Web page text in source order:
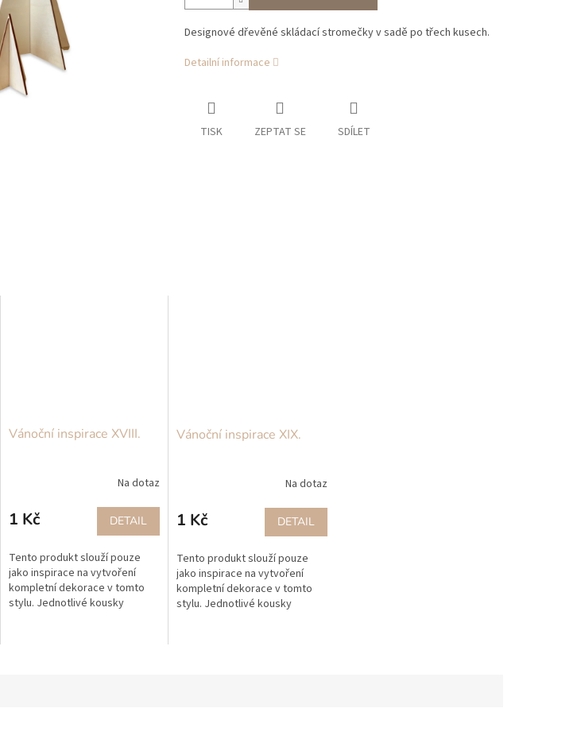
Designové dřevěné skládací stromečky v sadě po třech kusech.
Detailní informace
TISK ZEPTAT SE SDÍLET
Vánoční inspirace XVIII.
Na dotaz
1 Kč DETAIL
Tento produkt slouží pouze
jako inspirace na vytvoření
kompletní dekorace v tomto
stylu. Jednotlivé kousky
Vánoční inspirace XIX.
Na dotaz
1 Kč DETAIL
Tento produkt slouží pouze
jako inspirace na vytvoření
kompletní dekorace v tomto
stylu. Jednotlivé kousky